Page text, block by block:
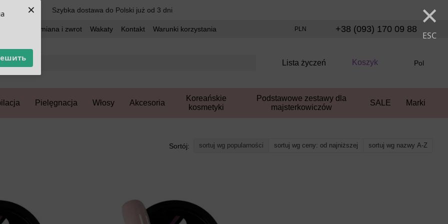
× ×
ESC
Szybka dostawa do Polski już od 3 dni
Wymiana i zwrot Wakaty Kontakt
Warunki korzystania
PLN +38 (093) 170 09 88
Lista życzeń Koszyk Pol
Pielęgnacja Włosy Akcesoria
Koreańskie
kosmetyki
Podstawowe zestawy dla
majsterkowiczów
SALE Marki
Sortój: sortuj wg popularności sortuj wg ceny: od najniższej sortuj wg nazwy A-Z